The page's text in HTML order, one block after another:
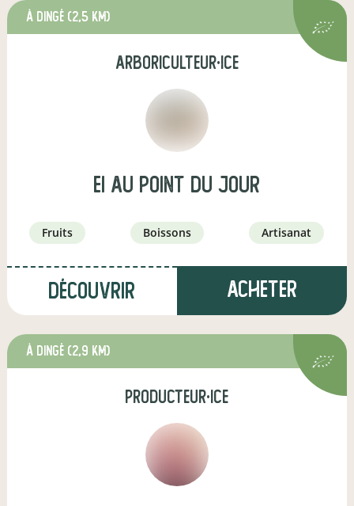
à Dingé (2,5 km)
arboriculteur·ice
EI Au point du jour
fruits boissons artisanat
Découvrir Acheter
à Dingé (2,9 km)
producteur·ice